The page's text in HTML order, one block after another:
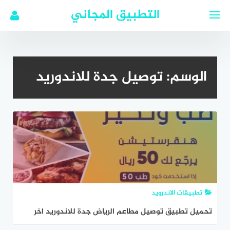
التطبيق المجاني
الوسم:توصيل جدة للاندوريد
تطبيقات الاندرويد
تحميل تطبيق توصيل مطاعم الرياض جدة للاندوريد اخر